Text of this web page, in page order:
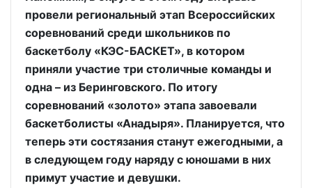
провели региональный этап Всероссийских
соревнований среди школьников по
баскетболу «КЭС-БАСКЕТ», в котором
приняли участие три столичные команды и
одна – из Беринговского. По итогу
соревнований «золото» этапа завоевали
баскетболисты «Анадыря». Планируется, что
теперь эти состязания станут ежегодными, а
в следующем году наряду с юношами в них
примут участие и девушки.